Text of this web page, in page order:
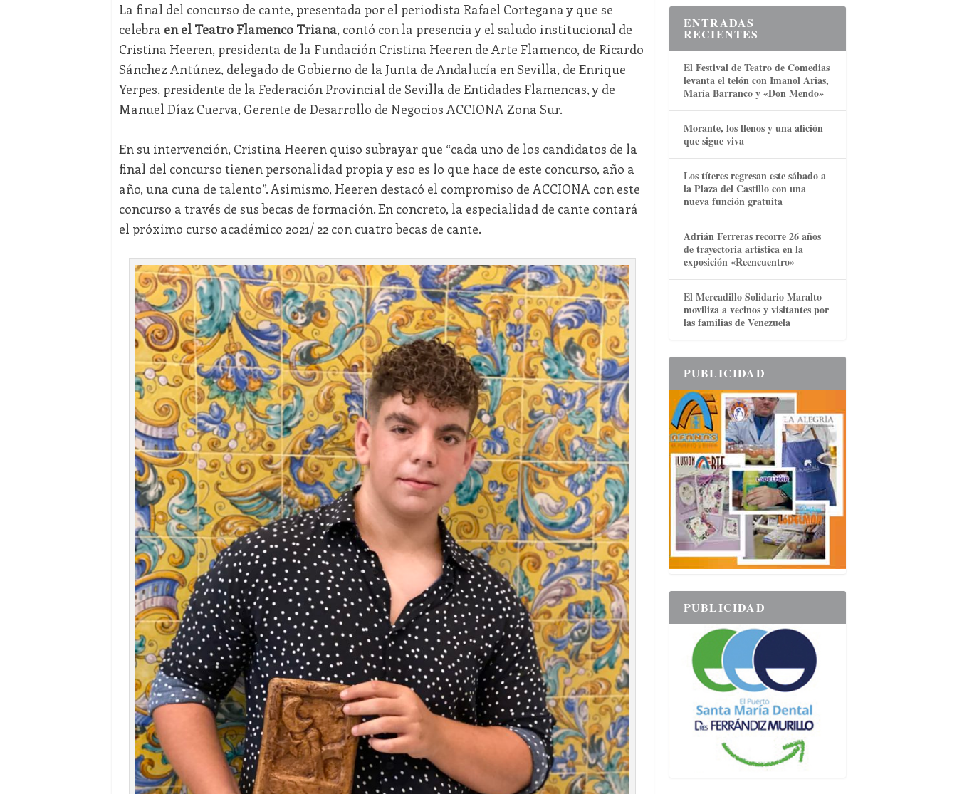
La final del concurso de cante, presentada por el periodista Rafael Cortegana y que se
celebra en el Teatro Flamenco Triana, contó con la presencia y el saludo institucional de
Cristina Heeren, presidenta de la Fundación Cristina Heeren de Arte Flamenco, de Ricardo
Sánchez Antúnez, delegado de Gobierno de la Junta de Andalucía en Sevilla, de Enrique
Yerpes, presidente de la Federación Provincial de Sevilla de Entidades Flamencas, y de
Manuel Díaz Cuerva, Gerente de Desarrollo de Negocios ACCIONA Zona Sur.
En su intervención, Cristina Heeren quiso subrayar que “cada uno de los candidatos de la
final del concurso tienen personalidad propia y eso es lo que hace de este concurso, año a
año, una cuna de talento”. Asimismo, Heeren destacó el compromiso de ACCIONA con este
concurso a través de sus becas de formación. En concreto, la especialidad de cante contará
el próximo curso académico 2021/ 22 con cuatro becas de cante.
ENTRADAS
RECIENTES
El Festival de Teatro de Comedias
levanta el telón con Imanol Arias,
María Barranco y «Don Mendo»
Morante, los llenos y una afición
que sigue viva
Los títeres regresan este sábado a
la Plaza del Castillo con una
nueva función gratuita
Adrián Ferreras recorre 26 años
de trayectoria artística en la
exposición «Reencuentro»
El Mercadillo Solidario Maralto
moviliza a vecinos y visitantes por
las familias de Venezuela
PUBLICIDAD
PUBLICIDAD